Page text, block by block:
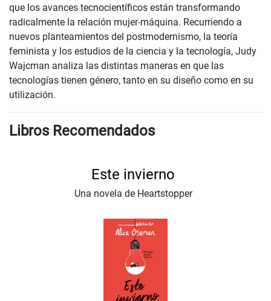
que los avances tecnocientíficos están transformando
radicalmente la relación mujer-máquina. Recurriendo a
nuevos planteamientos del postmodernismo, la teoría
feminista y los estudios de la ciencia y la tecnología, Judy
Wajcman analiza las distintas maneras en que las
tecnologías tienen género, tanto en su diseño como en su
utilización.
Libros Recomendados
Este invierno
Una novela de Heartstopper